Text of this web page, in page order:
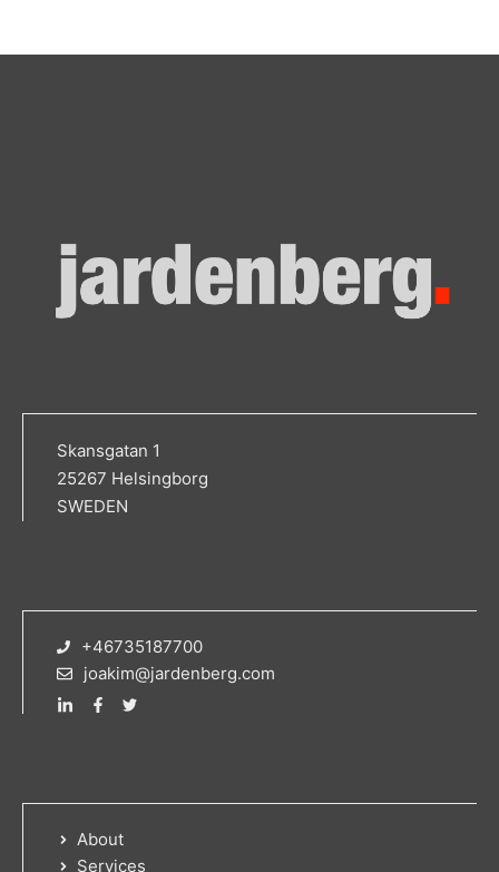
Skansgatan 1
25267 Helsingborg
SWEDEN
+46735187700
joakim@jardenberg.com
About
Services